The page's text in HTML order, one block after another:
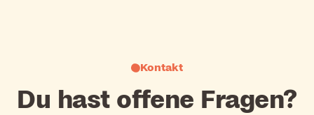
Kontakt
Du hast offene Fragen?